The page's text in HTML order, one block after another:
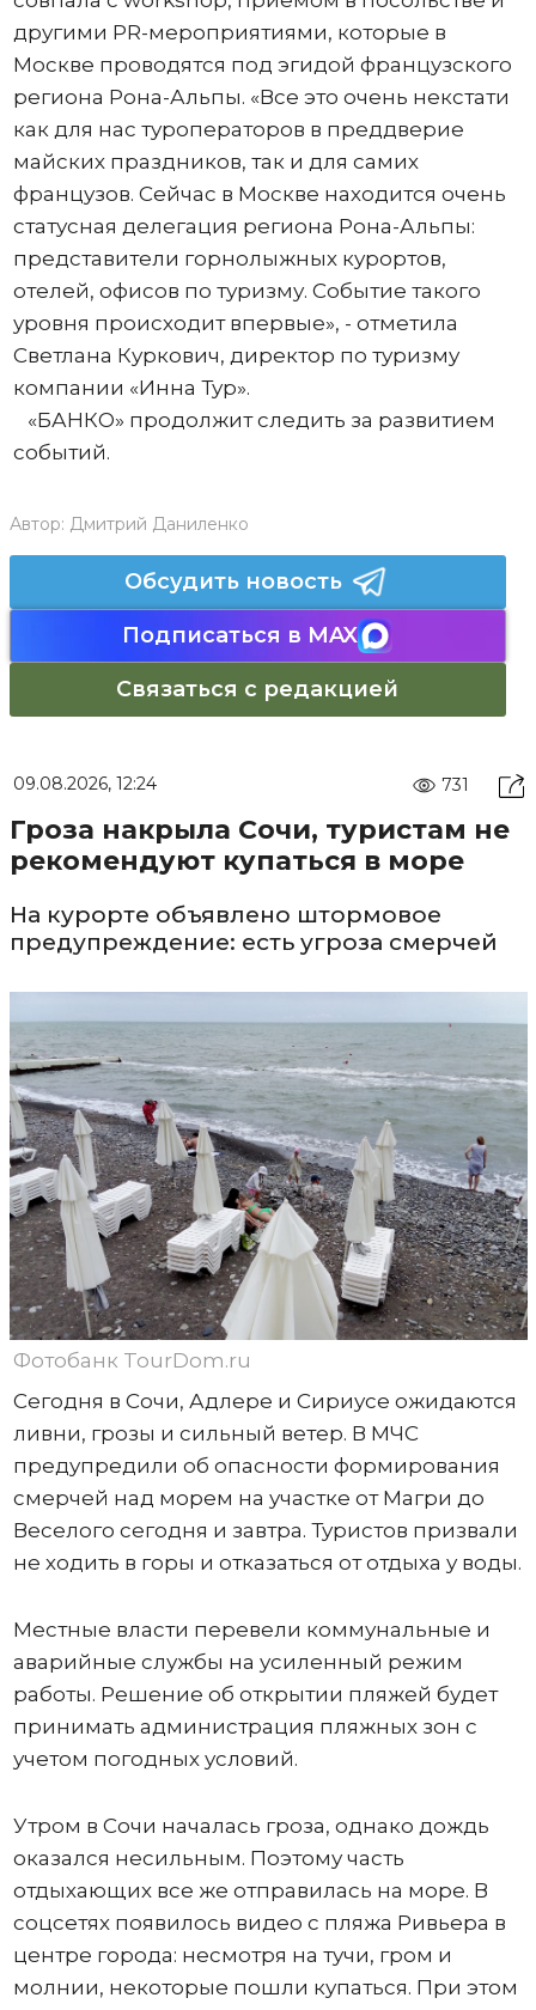
другими PR-мероприятиями, которые в
Москве проводятся под эгидой французского
региона Рона-Альпы. «Все это очень некстати
как для нас туроператоров в преддверие
майских праздников, так и для самих
французов. Сейчас в Москве находится очень
статусная делегация региона Рона-Альпы:
представители горнолыжных курортов,
отелей, офисов по туризму. Событие такого
уровня происходит впервые», - отметила
Светлана Куркович, директор по туризму
компании «Инна Тур».
«БАНКО» продолжит следить за развитием
событий.
Автор: Дмитрий Даниленко
Обсудить новость
Подписаться в MAX
Связаться с редакцией
09.08.2026, 12:24 731
Гроза накрыла Сочи, туристам не
рекомендуют купаться в море
На курорте объявлено штормовое
предупреждение: есть угроза смерчей
Фотобанк TourDom.ru
Сегодня в Сочи, Адлере и Сириусе ожидаются
ливни, грозы и сильный ветер. В МЧС
предупредили об опасности формирования
смерчей над морем на участке от Магри до
Веселого сегодня и завтра. Туристов призвали
не ходить в горы и отказаться от отдыха у воды.
Местные власти перевели коммунальные и
аварийные службы на усиленный режим
работы. Решение об открытии пляжей будет
принимать администрация пляжных зон с
учетом погодных условий.
Утром в Сочи началась гроза, однако дождь
оказался несильным. Поэтому часть
отдыхающих все же отправилась на море. В
соцсетях появилось видео с пляжа Ривьера в
центре города: несмотря на тучи, гром и
молнии, некоторые пошли купаться. При этом